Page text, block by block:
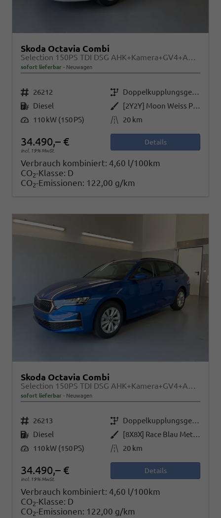
Skoda Octavia Combi
Selection 150PS TDI DSG AHK+Kamera+GV4+ACC+TravelAssist+Sunset+Alu+LightAssist
sofort lieferbar Neuwagen
Fahrzeugnr. 26212 Getriebe
Doppelkupplungsgetriebe (DSG)
Kraftstoff Diesel Außenfarbe
[2Y2Y] Moon Weiss Perleffekt
Leistung 110 kW (150 PS) Kilometerstand 20 km
34.490,– €
incl. 19% MwSt.
Details
Verbrauch kombiniert: 4,60 l/100km
CO2-Klasse: D
CO2-Emissionen: 122,00 g/km
Skoda Octavia Combi
Selection 150PS TDI DSG AHK+Kamera+GV4+ACC+TravelAssist+Sunset+Alu+LightAssist
sofort lieferbar Neuwagen
Fahrzeugnr. 26213 Getriebe
Doppelkupplungsgetriebe (DSG)
Kraftstoff Diesel Außenfarbe
[8X8X] Race Blau Metallic
Leistung 110 kW (150 PS) Kilometerstand 20 km
34.490,– €
incl. 19% MwSt.
Details
Verbrauch kombiniert: 4,60 l/100km
CO2-Klasse: D
CO2-Emissionen: 122,00 g/km